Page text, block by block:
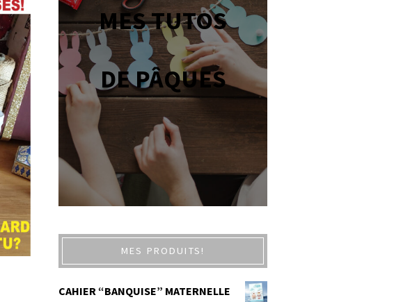
MES TUTOS
DE PÂQUES
MES PRODUITS!
CAHIER “BANQUISE” MATERNELLE